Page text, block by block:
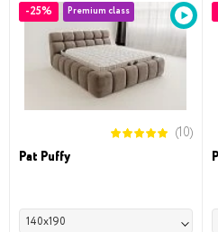
-25% Premium class
(10)
Pat Puffy
140x190